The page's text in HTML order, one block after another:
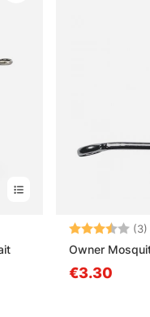
Arvio: (3)
Owner
€3.30